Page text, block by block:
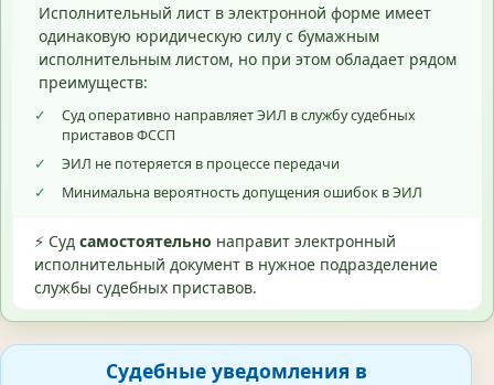
Исполнительный лист в электронной форме имеет
одинаковую юридическую силу с бумажным
исполнительным листом, но при этом обладает рядом
преимуществ:
✓
Суд оперативно направляет ЭИЛ в службу судебных
приставов ФССП
✓
ЭИЛ не потеряется в процессе передачи
✓
Минимальна вероятность допущения ошибок в ЭИЛ
⚡ Суд самостоятельно направит электронный
исполнительный документ в нужное подразделение
службы судебных приставов.
Судебные уведомления в